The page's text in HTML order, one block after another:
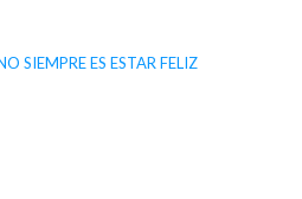
SIEMPRE ES ESTAR FELIZ